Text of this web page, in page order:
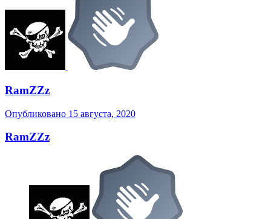
RamZZz
Опубликовано 15 августа, 2020
RamZZz